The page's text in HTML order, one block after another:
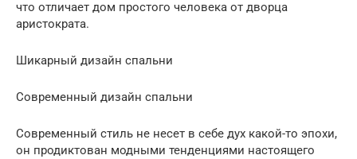
что отличает дом простого человека от дворца
аристократа.
Шикарный дизайн спальни
Современный дизайн спальни
Современный стиль не несет в себе дух какой-то эпохи,
он продиктован модными тенденциями настоящего